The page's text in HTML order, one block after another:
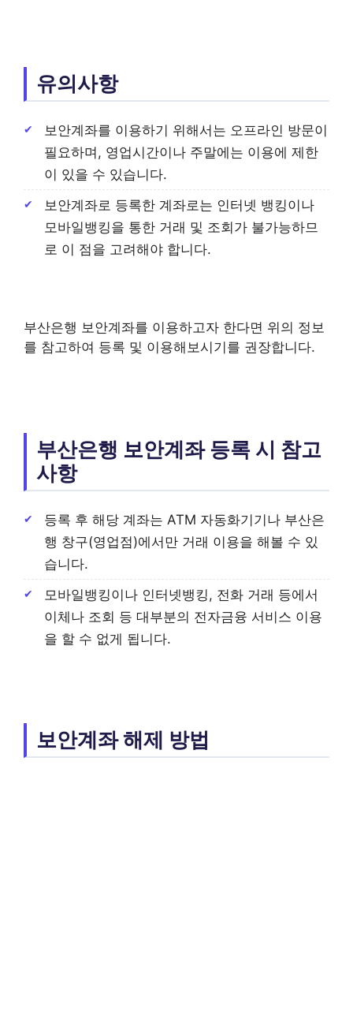
유의사항
보안계좌를 이용하기 위해서는 오프라인 방문이
필요하며, 영업시간이나 주말에는 이용에 제한
이 있을 수 있습니다.
보안계좌로 등록한 계좌로는 인터넷 뱅킹이나
모바일뱅킹을 통한 거래 및 조회가 불가능하므
로 이 점을 고려해야 합니다.
부산은행 보안계좌를 이용하고자 한다면 위의 정보
를 참고하여 등록 및 이용해보시기를 권장합니다.
부산은행 보안계좌 등록 시 참고
사항
등록 후 해당 계좌는 ATM 자동화기기나 부산은
행 창구(영업점)에서만 거래 이용을 해볼 수 있
습니다.
모바일뱅킹이나 인터넷뱅킹, 전화 거래 등에서
이체나 조회 등 대부분의 전자금융 서비스 이용
을 할 수 없게 됩니다.
보안계좌 해제 방법